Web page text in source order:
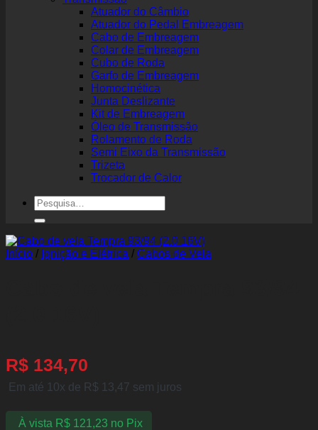
Atuador do Câmbio
Atuador do Pedal Embreagem
Cabo de Embreagem
Colar de Embreagem
Cubo de Roda
Garfo de Embreagem
Homocinética
Junta Deslizante
Kit de Embreagem
Óleo de Transmissão
Rolamento de Roda
Semi Eixo da Transmissão
Trizeta
Trocador de Calor
Pesquisar
por:
Início / Ignição e Elétrica / Cabos de Vela
R$ 134,70
Em até 10x de R$ 13,47 sem juros
À vista R$121,23 no Pix